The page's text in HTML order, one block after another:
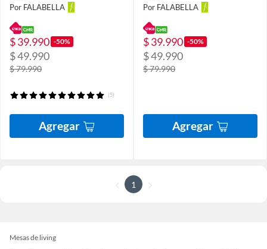
Por FALABELLA
$ 39.990 -50%
$ 49.990
$ 79.990
(5)
Agregar
Por FALABELLA
$ 39.990 -50%
$ 49.990
$ 79.990
Agregar
1
Mesas de living